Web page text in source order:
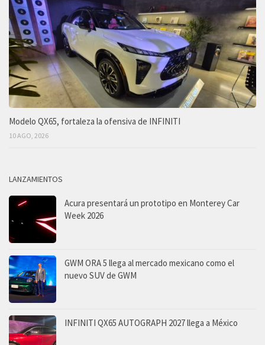
Modelo QX65, fortaleza la ofensiva de INFINITI
10 AGO, 2026
LANZAMIENTOS
Acura presentará un prototipo en Monterey Car
Week 2026
GWM ORA 5 llega al mercado mexicano como el
nuevo SUV de GWM
INFINITI QX65 AUTOGRAPH 2027 llega a México